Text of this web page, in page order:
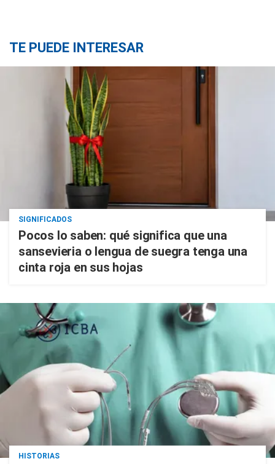
TE PUEDE INTERESAR
SIGNIFICADOS
Pocos lo saben: qué significa que una
sansevieria o lengua de suegra tenga una
cinta roja en sus hojas
HISTORIAS